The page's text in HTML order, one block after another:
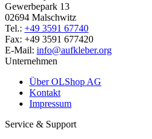
Gewerbepark 13
02694 Malschwitz
Tel.: +49 3591 67740
Fax: +49 3591 677420
E-Mail: info@aufkleber.org
Unternehmen
Über OLShop AG
Kontakt
Impressum
Service & Support